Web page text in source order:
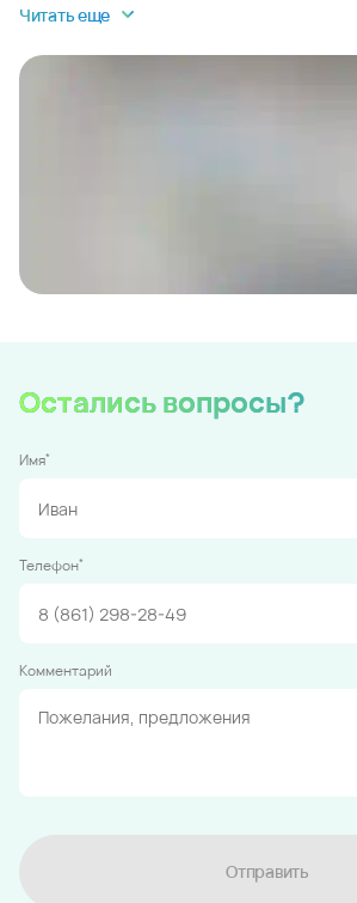
Читать еще
Остались вопросы?
Имя*
Телефон*
Комментарий
Отправить